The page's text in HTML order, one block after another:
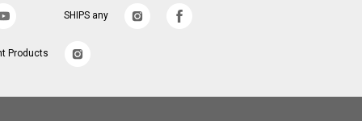
SHIPS any
Products